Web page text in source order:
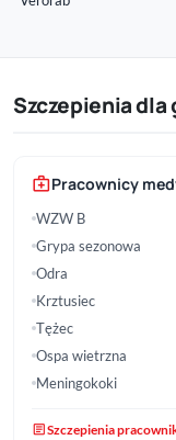
Szczepienia dla
medical_servicesPracownicy
WZW B
Grypa sezonowa
Odra
Krztusiec
Tężec
Ospa wietrzna
Meningokoki
articleSzczepienia